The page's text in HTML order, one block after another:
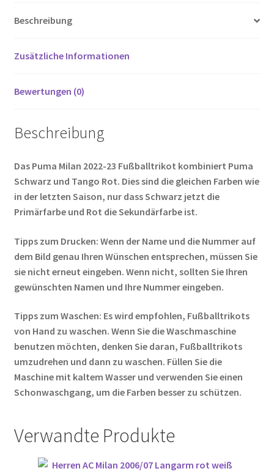
o
k
er
Beschreibung
Zusätzliche Informationen
Bewertungen (0)
Beschreibung
Das Puma Milan 2022-23 Fußballtrikot kombiniert Puma
Schwarz und Tango Rot. Dies sind die gleichen Farben wie
in der letzten Saison, nur dass Schwarz jetzt die
Primärfarbe und Rot die Sekundärfarbe ist.
Tipps zum Drucken: Wenn der Name und die Nummer auf
dem Bild genau Ihren Wünschen entsprechen, müssen Sie
sie nicht erneut eingeben. Wenn nicht, sollten Sie Ihren
gewünschten Namen und Ihre Nummer eingeben.
Tipps zum Waschen: Es wird empfohlen, Fußballtrikots
von Hand zu waschen. Wenn Sie die Waschmaschine
benutzen möchten, denken Sie daran, Fußballtrikots
umzudrehen und dann zu waschen. Füllen Sie die
Maschine mit kaltem Wasser und verwenden Sie einen
Schonwaschgang, um die Farben besser zu schützen.
Verwandte Produkte